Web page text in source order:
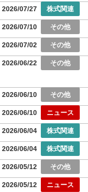
2026/07/27
2026/07/10
2026/07/02
2026/06/22
2026/06/10
2026/06/10
2026/06/04
2026/06/04
2026/05/12
2026/05/12